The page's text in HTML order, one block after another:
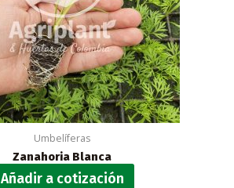
Umbelíferas
Zanahoria Blanca
Añadir a cotización